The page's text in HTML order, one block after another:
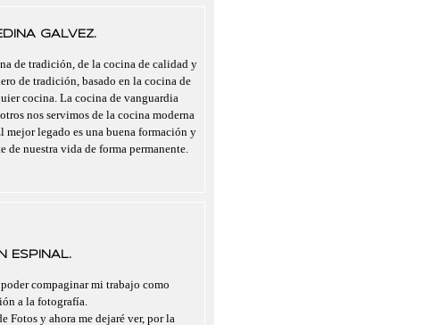
GALVEZ.
de tradición, de la cocina de calidad y
de tradición, basado en la cocina de
cocina. La cocina de vanguardia
nos servimos de la cocina moderna
legado es una buena formación y
de nuestra vida de forma permanente.
ESPINAL.
compaginar mi trabajo como
a la fotografía.
Fotos y ahora me dejaré ver, por la